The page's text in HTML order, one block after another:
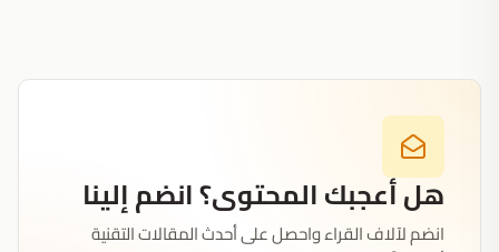
هل أعجبك المحتوى؟ انضم إلينا
انضم لآلاف القراء واحصل على أحدث المقالات التقنية